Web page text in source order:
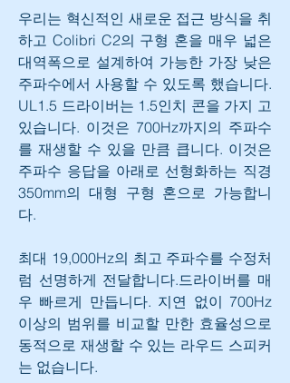
우리는 혁신적인 새로운 접근 방식을 취
하고 Colibri C2의 구형 혼을 매우 넓은
대역폭으로 설계하여 가능한 가장 낮은
주파수에서 사용할 수 있도록 했습니다.
UL1.5 드라이버는 1.5인치 콘을 가지 고
있습니다. 이것은 700Hz까지의 주파수
를 재생할 수 있을 만큼 큽니다. 이것은
주파수 응답을 아래로 선형화하는 직경
350mm의 대형 구형 혼으로 가능합니
다.
최대 19,000Hz의 최고 주파수를 수정처
럼 선명하게 전달합니다.드라이버를 매
우 빠르게 만듭니다. 지연 없이 700Hz
이상의 범위를 비교할 만한 효율성으로
동적으로 재생할 수 있는 라우드 스피커
는 없습니다.